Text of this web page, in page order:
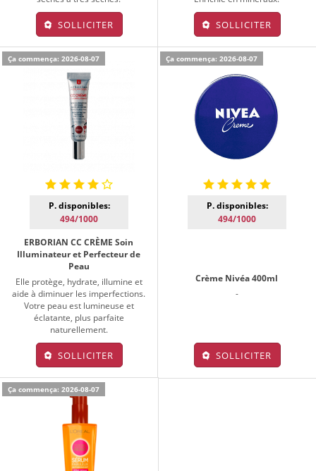
SOLLICITER SOLLICITER
Ça commença: 2026-08-07
P. disponibles:
494/1000
ERBORIAN CC CRÈME Soin
Illuminateur et Perfecteur de
Peau
Elle protège, hydrate, illumine et
aide à diminuer les imperfections.
Votre peau est lumineuse et
éclatante, plus parfaite
naturellement.
SOLLICITER
Ça commença: 2026-08-07
P. disponibles:
494/1000
Crème Nivéa 400ml
-
SOLLICITER
Ça commença: 2026-08-07